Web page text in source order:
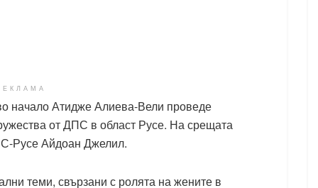
начало Атидже Алиева-Вели проведе
от ДПС в област Русе. На срещата
Русе Айдоан Джелил.
теми, свързани с ролята на жените в